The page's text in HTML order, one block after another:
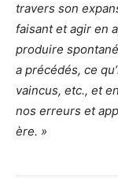
travers son
faisant et agir en
produire
a précédés, ce
vaincus, etc., et
nos erreurs et
ère. »